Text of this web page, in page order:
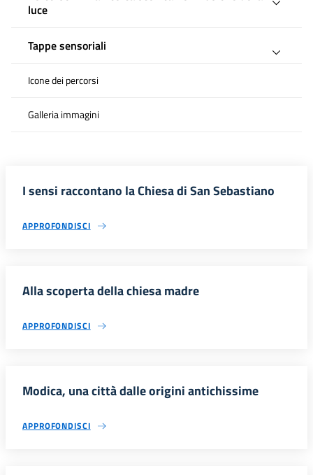
luce
Tappe sensoriali
Icone dei percorsi
Galleria immagini
I sensi raccontano la Chiesa di San Sebastiano
APPROFONDISCI
Alla scoperta della chiesa madre
APPROFONDISCI
Modica, una città dalle origini antichissime
APPROFONDISCI